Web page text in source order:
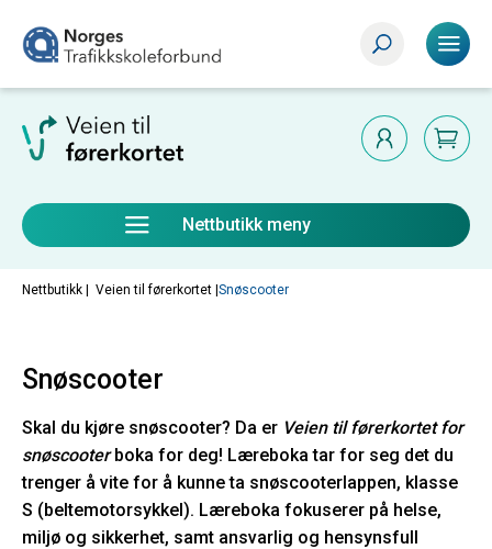
Nettbutikk meny
Nettbutikk | Veien til førerkortet Snøscooter
Snøscooter
Skal du kjøre snøscooter? Da er Veien til førerkortet for
snøscooterboka for deg! Læreboka tar for seg det du
trenger å vite for å kunne ta snøscooterlappen, klasse
S (beltemotorsykkel). Læreboka fokuserer på helse,
miljø og sikkerhet, samt ansvarlig og hensynsfull